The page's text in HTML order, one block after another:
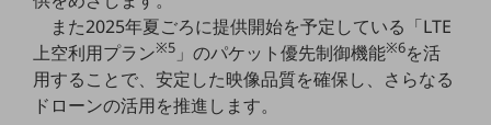
NTTドコモビジネスウォッチ
ビジネスお役立ち情報
旬な話題やお役立ち資料などDXの課題を
解決するヒントをお届けする記事サイト
新着記事
また2025年夏ごろに提供開始を予定している「LTE
上空利用プラン※5 」のパケット優先制御機能※6を活
用することで、安定した映像品質を確保し、さらなる
ドローンの活用を推進します。